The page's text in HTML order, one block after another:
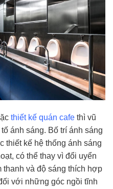
thiết kế quán cafe thì vũ
ánh sáng. Bố trí ánh sáng
thiết kế hệ thống ánh sáng
có thể thay vì đổi uyển
và độ sáng thích hợp
với những góc ngồi tĩnh